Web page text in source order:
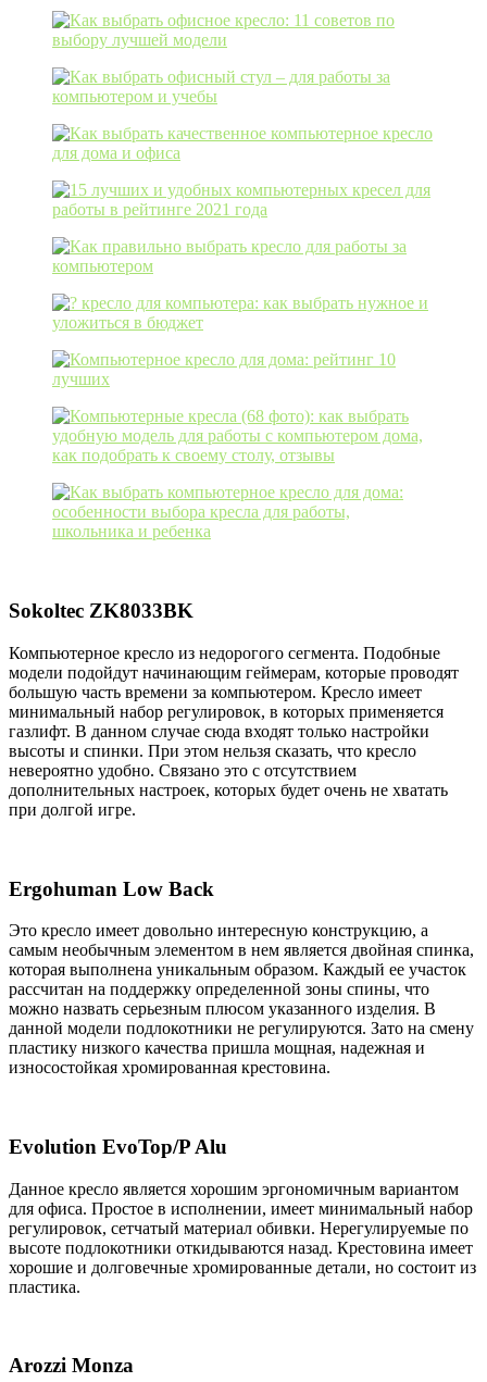
Sokoltec ZK8033BK
Компьютерное кресло из недорогого сегмента. Подобные
модели подойдут начинающим геймерам, которые проводят
большую часть времени за компьютером. Кресло имеет
минимальный набор регулировок, в которых применяется
газлифт. В данном случае сюда входят только настройки
высоты и спинки. При этом нельзя сказать, что кресло
невероятно удобно. Связано это с отсутствием
дополнительных настроек, которых будет очень не хватать
при долгой игре.
Ergohuman Low Back
Это кресло имеет довольно интересную конструкцию, а
самым необычным элементом в нем является двойная спинка,
которая выполнена уникальным образом. Каждый ее участок
рассчитан на поддержку определенной зоны спины, что
можно назвать серьезным плюсом указанного изделия. В
данной модели подлокотники не регулируются. Зато на смену
пластику низкого качества пришла мощная, надежная и
износостойкая хромированная крестовина.
Evolution EvoTop/P Alu
Данное кресло является хорошим эргономичным вариантом
для офиса. Простое в исполнении, имеет минимальный набор
регулировок, сетчатый материал обивки. Нерегулируемые по
высоте подлокотники откидываются назад. Крестовина имеет
хорошие и долговечные хромированные детали, но состоит из
пластика.
Arozzi Monza